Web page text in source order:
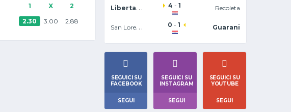
1 X
2
2.30 3.00 2.88
Libertad Asuncion 4 - 1 Recoleta
San Lorenzo 0 - 1 Guarani
SEGUICI SU
FACEBOOK
SEGUI
SEGUICI SU
INSTAGRAM
SEGUI
SEGUICI SU
YOUTUBE
SEGUI